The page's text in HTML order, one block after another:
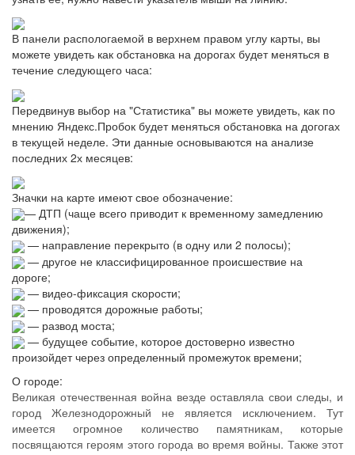
В панели распологаемой в верхнем правом углу карты, вы
можете увидеть как обстановка на дорогах будет меняться в
течение следующего часа:
Передвинув выбор на "Статистика" вы можете увидеть, как по
мнению Яндекс.Пробок будет меняться обстановка на догогах
в текущей неделе. Эти данные основываются на анализе
последних 2х месяцев:
Значки на карте имеют свое обозначение:
— ДТП (чаще всего приводит к временному замедлению
движения);
— направление перекрыто (в одну или 2 полосы);
— другое не классифицированное происшествие на
дороге;
— видео-фиксация скорости;
— проводятся дорожные работы;
— развод моста;
— будущее событие, которое достоверно известно
произойдет через определенный промежуток времени;
О городе:
Великая отечественная война везде оставляла свои следы, и
город Железнодорожный не является исключением. Тут
имеется огромное количество памятникам, которые
посвящаются героям этого города во время войны. Также этот